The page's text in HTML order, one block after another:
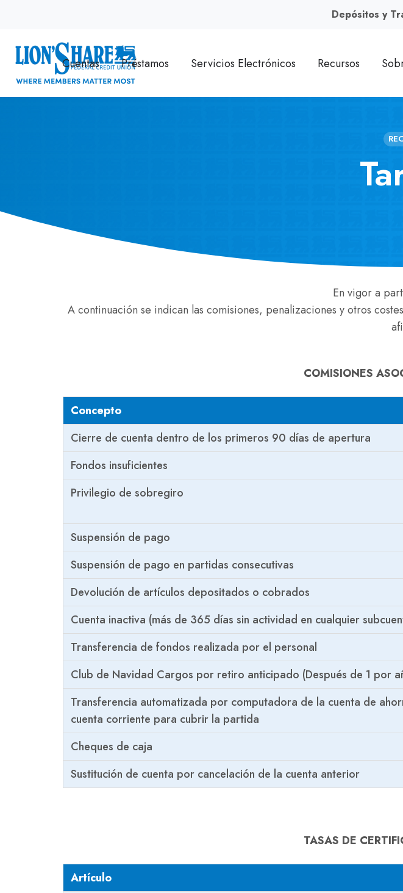
Depósitos y
Cuentas Préstamos Servicios Electrónicos Recursos
En vigor a
A continuación se indican las comisiones, penalizaciones y otros
COMISIONES
Concepto
Cierre de cuenta dentro de los primeros 90 días de apertura
Fondos insuficientes
Privilegio de sobregiro
Suspensión de pago
Suspensión de pago en partidas consecutivas
Devolución de artículos depositados o cobrados
Cuenta inactiva (más de 365 días sin actividad en cualquier
Transferencia de fondos realizada por el personal
Club de Navidad Cargos por retiro anticipado (Después de 1 por
Transferencia automatizada por computadora de la cuenta de
cuenta corriente para cubrir la partida
Cheques de caja
Sustitución de cuenta por cancelación de la cuenta anterior
TASAS DE
Artículo